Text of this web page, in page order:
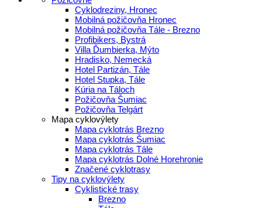
Cyklodreziny, Hronec
Mobilná požičovňa Hronec
Mobilná požičovňa Tále - Brezno
Profibikers, Bystrá
Villa Ďumbierka, Mýto
Hradisko, Nemecká
Hotel Partizán, Tále
Hotel Stupka, Tále
Kúria na Táloch
Požičovňa Šumiac
Požičovňa Telgárt
Mapa cyklovýlety
Mapa cyklotrás Brezno
Mapa cyklotrás Šumiac
Mapa cyklotrás Tále
Mapa cyklotrás Dolné Horehronie
Značené cyklotrasy
Tipy na cyklovýlety
Cyklistické trasy
Brezno